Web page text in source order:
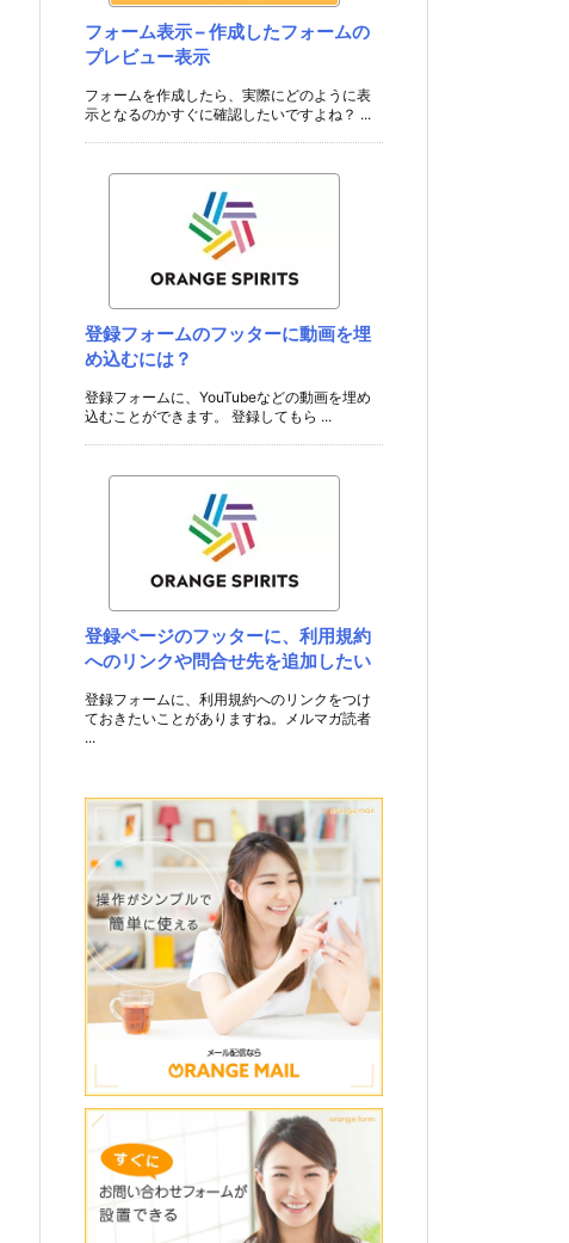
フォーム表示 – 作成したフォームの
プレビュー表示
フォームを作成したら、実際にどのように表
示となるのかすぐに確認したいですよね？ ...
登録フォームのフッターに動画を埋
め込むには？
登録フォームに、YouTubeなどの動画を埋め
込むことができます。 登録してもら ...
登録ページのフッターに、利用規約
へのリンクや問合せ先を追加したい
登録フォームに、利用規約へのリンクをつけ
ておきたいことがありますね。メルマガ読者
...